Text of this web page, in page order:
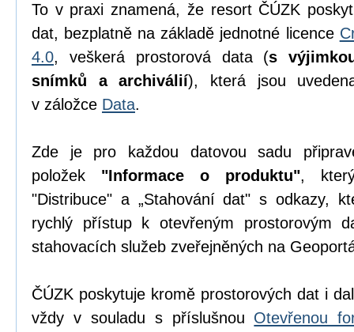
To v praxi znamená, že resort ČÚZK
dat, bezplatně na základě jednotné licence
4.0, veškerá prostorová data (s
snímků a archiválií), která jsou
v záložce Data.
Zde je pro každou datovou sadu
položek "Informace o produktu",
"Distribuce" a „Stahování dat" s odkazy,
rychlý přístup k otevřeným prostorovým
stahovacích služeb zveřejněných na
ČÚZK poskytuje kromě prostorových dat i
vždy v souladu s příslušnou Otevřenou